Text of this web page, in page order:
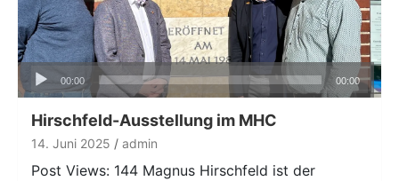
Audio-
Player
00:00 00:00
Hirschfeld-Ausstellung im MHC
14. Juni 2025 admin
Post Views: 144 Magnus Hirschfeld ist der